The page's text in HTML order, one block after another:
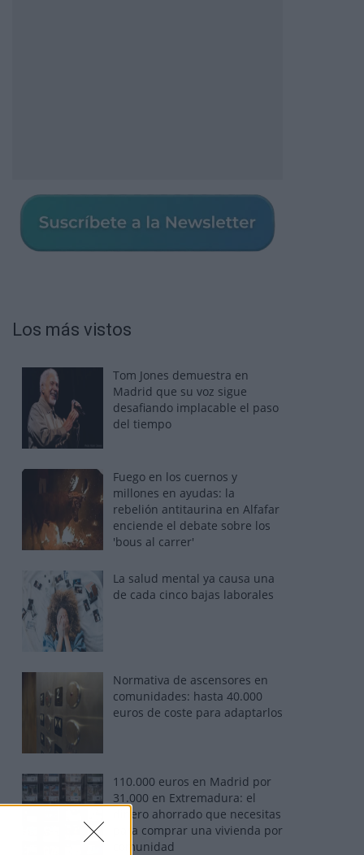
Los más vistos
Tom Jones demuestra en
Madrid que su voz sigue
desafiando implacable el paso
del tiempo
Fuego en los cuernos y
millones en ayudas: la
rebelión antitaurina en Alfafar
enciende el debate sobre los
'bous al carrer'
La salud mental ya causa una
de cada cinco bajas laborales
Normativa de ascensores en
comunidades: hasta 40.000
euros de coste para adaptarlos
110.000 euros en Madrid por
31.000 en Extremadura: el
dinero ahorrado que necesitas
para comprar una vivienda por
comunidad